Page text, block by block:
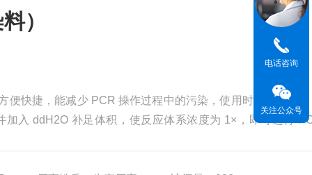
）
便快捷，能减少 PCR 操作过程中的污染，使用时只需取适量
入 ddH2O 补足体积，使反应体系浓度为 1×，即可进行
电话咨询
关注公众号